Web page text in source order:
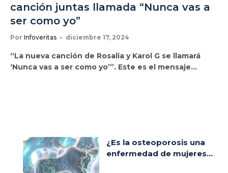
canción juntas llamada “Nunca vas a
ser como yo”
Por Infoveritas diciembre 17, 2024
“La nueva canción de Rosalia y Karol G se llamará
‘Nunca vas a ser como yo’”. Este es el mensaje…
¿Es la osteoporosis una
enfermedad de mujeres...